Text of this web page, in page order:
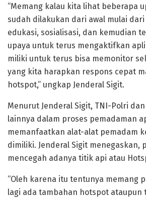
“Memang kalau kita lihat beberapa
sudah dilakukan dari awal mulai
edukasi, sosialisasi, dan kemudian
upaya untuk terus mengaktifkan
miliki untuk terus bisa memonitor
yang kita harapkan respons cepat
hotspot,” ungkap Jenderal Sigit.
Menurut Jenderal Sigit, TNI-Polri
lainnya dalam proses pemadaman
memanfaatkan alat-alat pemadam
dimiliki. Jenderal Sigit menegaskan,
mencegah adanya titik api atau
“Oleh karena itu tentunya memang
lagi ada tambahan hotspot ataupun